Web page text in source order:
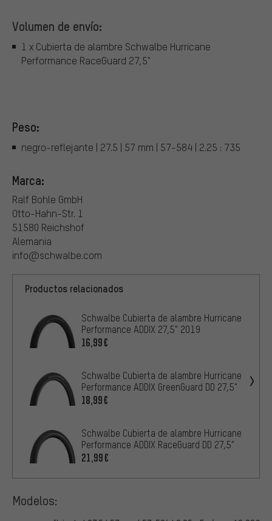
Volumen de envío:
1 x Cubierta de alambre Schwalbe Hurricane
Performance RaceGuard 27,5"
Peso:
negro-reflejante | 27.5 | 57 mm | 57-584 | 2.25 : 735
Marca:
Ralf Bohle GmbH
Otto-Hahn-Str. 1
51580 Reichshof
Alemania
info@schwalbe.com
Productos relacionados
Schwalbe Cubierta de alambre Hurricane
Performance ADDIX 27,5" 2019
16,99€
Schwalbe Cubierta de alambre Hurricane
Performance ADDIX GreenGuard DD 27,5"
18,99€
Schwalbe Cubierta de alambre Hurricane
Performance ADDIX RaceGuard DD 27,5"
21,99€
Modelos: